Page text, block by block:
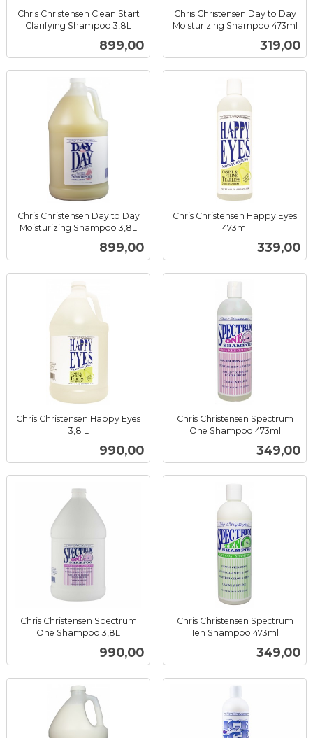
Chris Christensen Clean Start
Clarifying Shampoo 3,8L
Pris
899,00
Chris Christensen Day to Day
Moisturizing Shampoo 473ml
Pris
319,00
Chris Christensen Day to Day
Moisturizing Shampoo 3,8L
Pris
899,00
Chris Christensen Happy Eyes
473ml
Pris
339,00
Chris Christensen Happy Eyes
3,8 L
Pris
990,00
Chris Christensen Spectrum
One Shampoo 473ml
Pris
349,00
Chris Christensen Spectrum
One Shampoo 3,8L
Pris
990,00
Chris Christensen Spectrum
Ten Shampoo 473ml
Pris
349,00